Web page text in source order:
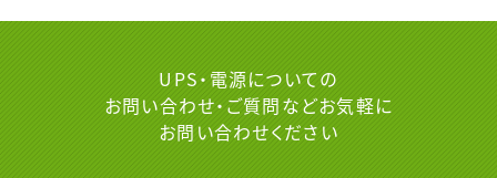
UPS・電源についての
お問い合わせ・ご質問などお気軽に
お問い合わせください